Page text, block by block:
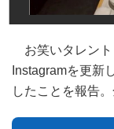
お笑いタレント
Instagramを更新
したことを報告